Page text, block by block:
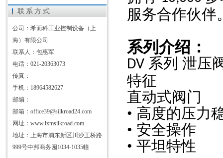
联系方式
公司：希而科工业控制设备（上
海）有限公司
联系人：包惠军
电话：021-20363073
传真：
手机：18964582627
邮编：
邮箱：office39@silkroad24.com
网址： www.lxmsilkroad.com
地址：上海市浦东新区川沙王桥路
999号中邦商务园1034-1035幢
服务合作伙伴
系列介绍：
DV 系列 泄压
特征
直动式阀门
• 高度的压力
• 安全操作
• 平坦特性